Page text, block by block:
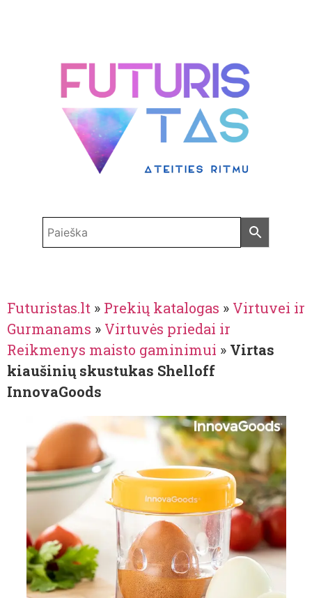
Futuristas.lt » Prekių katalogas » Virtuvei ir
Gurmanams » Virtuvės priedai ir
Reikmenys maisto gaminimui » Virtas
kiaušinių skustukas Shelloff
InnovaGoods